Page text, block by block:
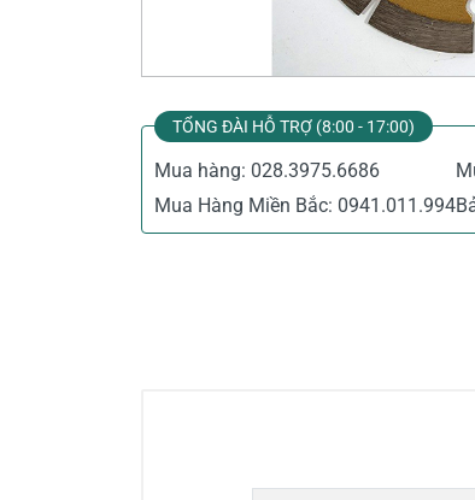
TỔNG ĐÀI HỖ TRỢ (8:00 - 17:00)
Mua hàng: 028.3975.6686
Mua Hàng Miền Bắc: 0941.011.994